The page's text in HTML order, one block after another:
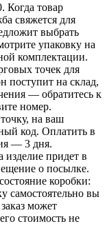
Когда товар
свяжется для
выбрать
упаковку на
комплектации.
точек для
поступит на склад,
— обратитесь к
номер.
на ваш
код. Оплатить в
— 3 дня.
изделие придет в
о посылке.
коробки:
самостоятельно вы
может
стоимость не